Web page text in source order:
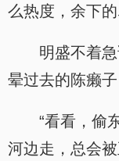
么热度，余下的
明盛不着
晕过去的陈癞
“看看，偷
河边走，总会